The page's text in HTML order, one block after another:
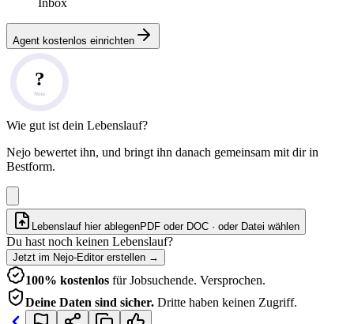
Inbox
Agent kostenlos einrichten
?
Note
Wie gut ist dein Lebenslauf?
Nejo bewertet ihn, und bringt ihn danach gemeinsam mit dir in
Bestform.
Lebenslauf hier ablegenPDF oder DOC · oder Datei wählen
Du hast noch keinen Lebenslauf?
Jetzt im Nejo-Editor erstellen →
100% kostenlos für Jobsuchende. Versprochen.
Deine Daten sind sicher. Dritte haben keinen Zugriff.